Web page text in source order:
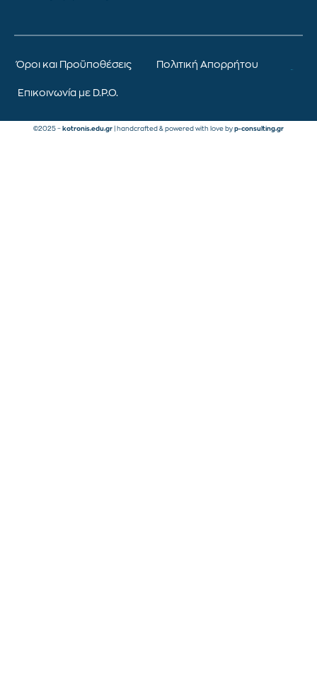
Όροι και Προϋποθέσεις Πολιτική Απορρήτου
Επικοινωνία με D.P.O.
©2025 – kotronis.edu.gr | handcrafted & powered with love by p-consulting.gr